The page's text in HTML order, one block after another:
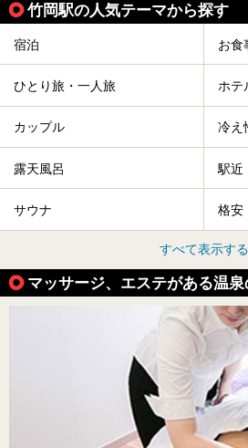
竹岡駅の人気テーマから探す
宿泊 お食
ひとり旅・一人旅 ホテ
カップル 冷え
露天風呂 駅近
サウナ 格安
すべて表示する
マッサージ、エステがある温泉